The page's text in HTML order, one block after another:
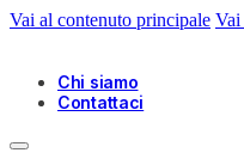
Vai al contenuto principale Vai
Chi siamo
Contattaci